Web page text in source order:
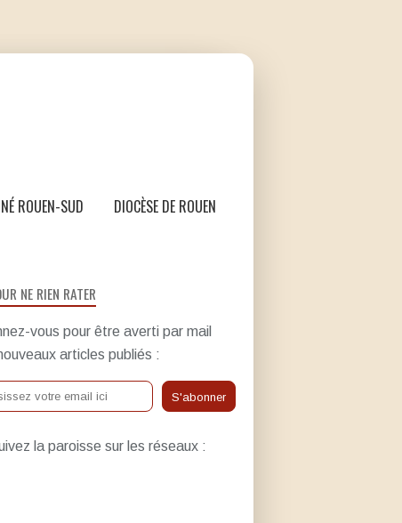
ROUEN-SUD DIOCÈSE DE ROUEN
NE RIEN RATER
vous pour être averti par mail
articles publiés :
la paroisse sur les réseaux :